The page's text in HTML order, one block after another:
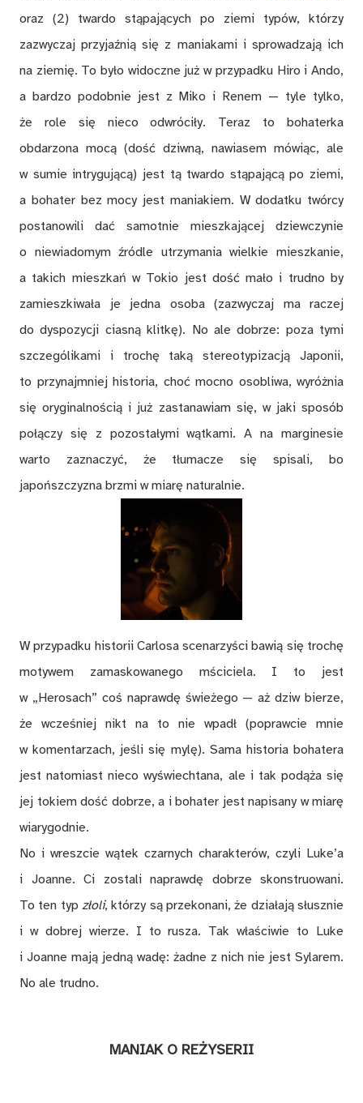
oraz (2) twardo stąpających po ziemi typów, którzy
zazwyczaj przyjaźnią się z maniakami i sprowadzają ich
na ziemię. To było widoczne już w przypadku Hiro i Ando,
a bardzo podobnie jest z Miko i Renem — tyle tylko,
że role się nieco odwróciły. Teraz to bohaterka
obdarzona mocą (dość dziwną, nawiasem mówiąc, ale
w sumie intrygującą) jest tą twardo stąpającą po ziemi,
a bohater bez mocy jest maniakiem. W dodatku twórcy
postanowili dać samotnie mieszkającej dziewczynie
o niewiadomym źródle utrzymania wielkie mieszkanie,
a takich mieszkań w Tokio jest dość mało i trudno by
zamieszkiwała je jedna osoba (zazwyczaj ma raczej
do dyspozycji ciasną klitkę). No ale dobrze: poza tymi
szczególikami i trochę taką stereotypizacją Japonii,
to przynajmniej historia, choć mocno osobliwa, wyróżnia
się oryginalnością i już zastanawiam się, w jaki sposób
połączy się z pozostałymi wątkami. A na marginesie
warto zaznaczyć, że tłumacze się spisali, bo
japońszczyzna brzmi w miarę naturalnie.
W przypadku historii Carlosa scenarzyści bawią się trochę
motywem zamaskowanego mściciela. I to jest
w „Herosach” coś naprawdę świeżego — aż dziw bierze,
że wcześniej nikt na to nie wpadł (poprawcie mnie
w komentarzach, jeśli się mylę). Sama historia bohatera
jest natomiast nieco wyświechtana, ale i tak podąża się
jej tokiem dość dobrze, a i bohater jest napisany w miarę
wiarygodnie.
No i wreszcie wątek czarnych charakterów, czyli Luke’a
i Joanne. Ci zostali naprawdę dobrze skonstruowani.
To ten typ złoli, którzy są przekonani, że działają słusznie
i w dobrej wierze. I to rusza. Tak właściwie to Luke
i Joanne mają jedną wadę: żadne z nich nie jest Sylarem.
No ale trudno.
MANIAK O REŻYSERII